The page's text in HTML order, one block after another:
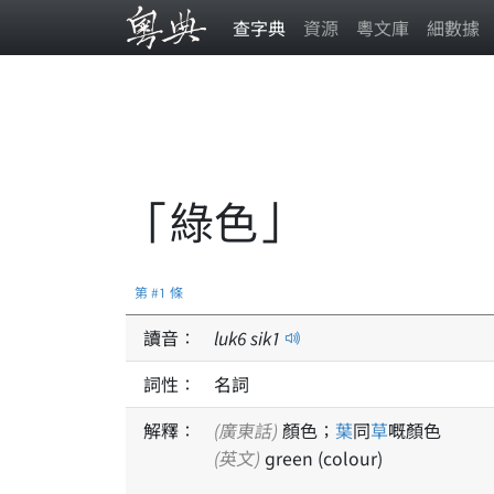
查字典 資源 粵文庫 細數據
「綠色」
第 #1 條
讀音： luk6sik1
詞性：
名詞
解釋：
(廣東話) 顏色； 葉同草嘅顏色
(英文) green (colour)